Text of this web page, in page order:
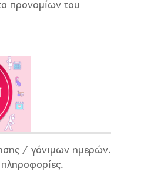
προνομίων του
/ γόνιμων ημερών.